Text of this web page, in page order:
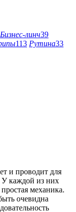
Бизнес-линч39
113 Рутина33
и проводит для
У каждой из них
механика.
очевидна